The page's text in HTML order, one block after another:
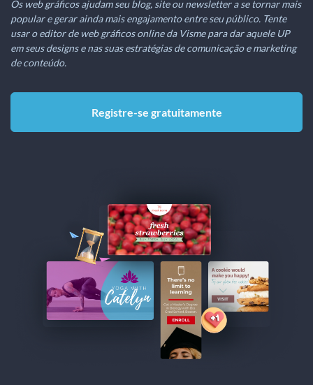
Os web gráficos ajudam seu blog, site ou newsletter a se tornar mais
popular e gerar ainda mais engajamento entre seu público. Tente
usar o editor de web gráficos online da Visme para dar aquele UP
em seus designs e nas suas estratégias de comunicação e marketing
de conteúdo.
Registre-se gratuitamente